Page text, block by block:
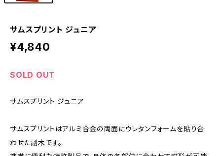
サムスプリント ジュニア
¥4,840
SOLD OUT
サムスプリント ジュニア
サムスプリントはアルミ合金の両面にウレタンフォームを貼り合
わせた副木です。